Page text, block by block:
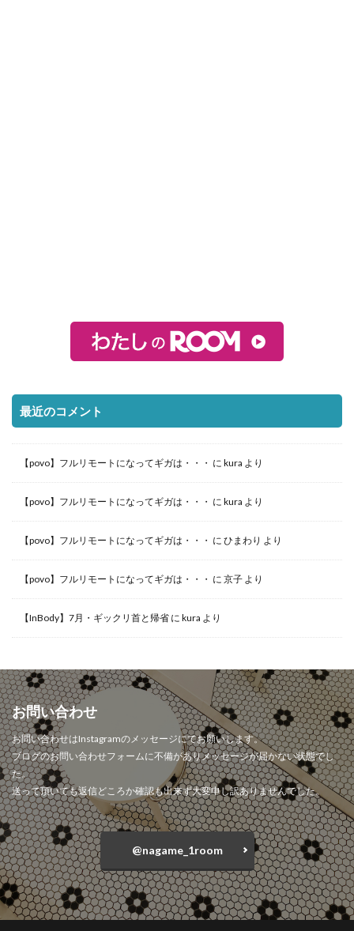
最近のコメント
【povo】フルリモートになってギガは・・・ に kura より
【povo】フルリモートになってギガは・・・ に kura より
【povo】フルリモートになってギガは・・・ に ひまわり より
【povo】フルリモートになってギガは・・・ に 京子 より
【InBody】7月・ギックリ首と帰省 に kura より
お問い合わせ
お問い合わせはInstagramのメッセージにてお願いします。
ブログのお問い合わせフォームに不備がありメッセージが届かない状態でし
た。
送って頂いても返信どころか確認も出来ず大変申し訳ありませんでした。
@nagame_1room